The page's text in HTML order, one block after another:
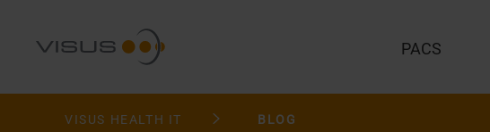
PACS
VISUS HEALTH IT BLOG